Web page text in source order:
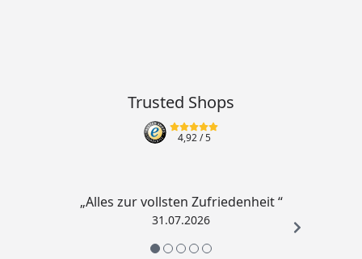
Trusted Shops
4,92/ 5
„Alles zur vollsten Zufriedenheit “
31.07.2026